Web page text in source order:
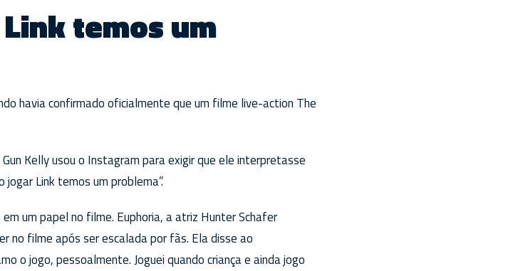
temos um
havia confirmado oficialmente que um filme live-action The
Kelly usou o Instagram para exigir que ele interpretasse
jogar Link temos um problema”.
um papel no filme. Euphoria, a atriz Hunter Schafer
no filme após ser escalada por fãs. Ela disse ao
o jogo, pessoalmente. Joguei quando criança e ainda jogo